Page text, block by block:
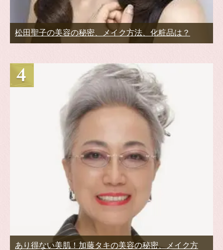
松田聖子の美容の秘密、メイク方法、化粧品は？
あり得ない美肌！加藤タキの美容の秘密、メイク方